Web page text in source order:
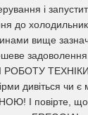
і
до
вище
РОБОТУ ТЕХНІКИ
дивіться чи
І повірте, що